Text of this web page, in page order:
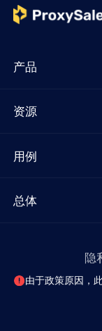
产品
资源
用例
总体
隐
由于政策原因，